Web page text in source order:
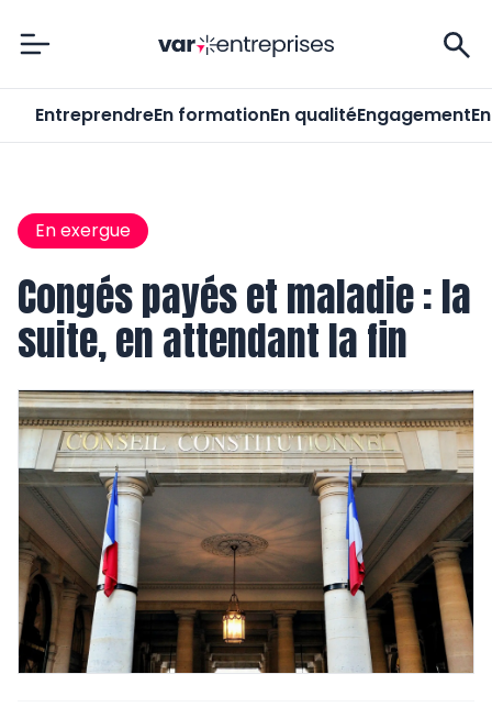
Var-Entreprises
EntreprendreEn formationEn qualitéEngagement
En exergue
Congés payés et maladie : la
suite, en attendant la fin